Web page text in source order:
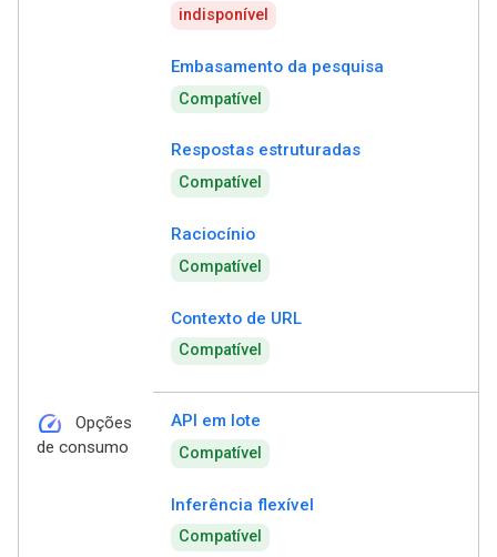
indisponível
Embasamento da pesquisa
Compatível
Respostas estruturadas
Compatível
Raciocínio
Compatível
Contexto de URL
Compatível
speed
Opções
de consumo
API em lote
Compatível
Inferência flexível
Compatível